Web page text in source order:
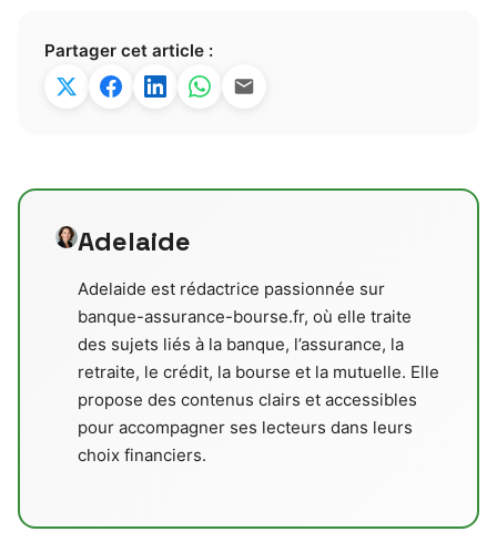
Partager cet article :
Adelaide
Adelaide est rédactrice passionnée sur
banque-assurance-bourse.fr, où elle traite
des sujets liés à la banque, l’assurance, la
retraite, le crédit, la bourse et la mutuelle. Elle
propose des contenus clairs et accessibles
pour accompagner ses lecteurs dans leurs
choix financiers.